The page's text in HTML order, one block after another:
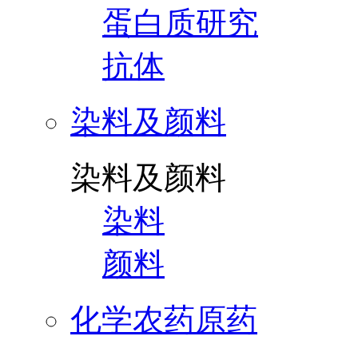
蛋白质研究
抗体
染料及颜料
染料及颜料
染料
颜料
化学农药原药